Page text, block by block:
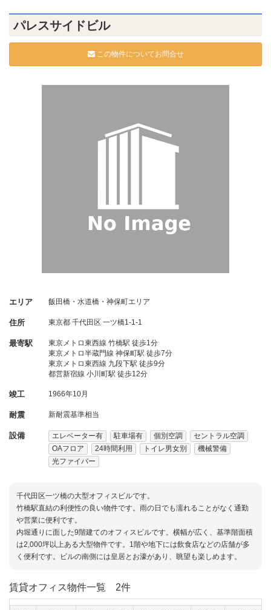
パレスサイドビル
この物件についてお問合せ
エリア 飯田橋・水道橋・神保町エリア
住所 東京都 千代田区 一ツ橋1-1-1
最寄駅
東京メトロ東西線 竹橋駅 徒歩1分
東京メトロ半蔵門線 神保町駅 徒歩7分
東京メトロ東西線 九段下駅 徒歩9分
都営新宿線 小川町駅 徒歩12分
竣工 1966年10月
耐震 新耐震基準相当
設備 エレベーター有 駐車場有 個別空調
セントラル空調
OAフロア
24時間利用 トイレ男女別
機械警備
光ファイバー
千代田区一ツ橋の大型オフィスビルです。
竹橋駅直結の利便性の良い物件です。雨の日でも濡れることがなく通勤
や営業に便利です。
内堀通りに面した9階建てのオフィスビルです。横幅が広く、基準階面積
は2,000坪以上ある大型物件です。1階や地下には飲食店などの店舗が多
く便利です。ビルの南側には皇居とお濠があり、眺望も楽しめます。
賃貸オフィス物件一覧 2件